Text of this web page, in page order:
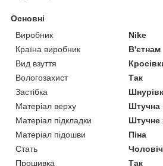
Основні
Виробник
Nike
Країна виробник
В'єтнам
Вид взуття
Вологозахист
Так
Застібка
Матеріал верху
Штучна
Матеріал підкладки
Штучне
Матеріал підошви
Піна
Стать
Прошивка
Так